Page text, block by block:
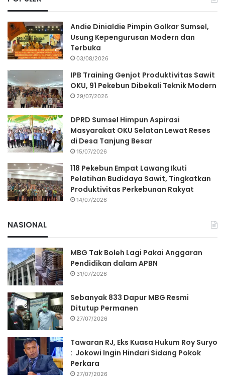
Andie Dinialdie Pimpin Golkar Sumsel,
Usung Kepengurusan Modern dan
Terbuka
03/08/2026
IPB Training Genjot Produktivitas Sawit
OKU, 91 Pekebun Dibekali Teknik Modern
29/07/2026
DPRD Sumsel Himpun Aspirasi
Masyarakat OKU Selatan Lewat Reses
di Desa Tanjung Besar
15/07/2026
118 Pekebun Empat Lawang Ikuti
Pelatihan Budidaya Sawit, Tingkatkan
Produktivitas Perkebunan Rakyat
14/07/2026
NASIONAL
MBG Tak Boleh Lagi Pakai Anggaran
Pendidikan dalam APBN
31/07/2026
Sebanyak 833 Dapur MBG Resmi
Ditutup Permanen
27/07/2026
Tawaran RJ, Eks Kuasa Hukum Roy Suryo
: Jokowi Ingin Hindari Sidang Pokok
Perkara
27/07/2026